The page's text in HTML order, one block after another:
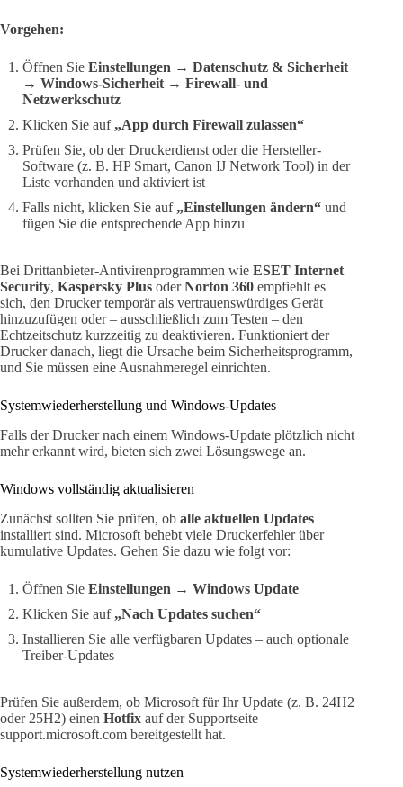
Vorgehen:
Öffnen Sie Einstellungen → Datenschutz & Sicherheit
→ Windows-Sicherheit → Firewall- und
Netzwerkschutz
Klicken Sie auf „App durch Firewall zulassen“
Prüfen Sie, ob der Druckerdienst oder die Hersteller-
Software (z. B. HP Smart, Canon IJ Network Tool) in der
Liste vorhanden und aktiviert ist
Falls nicht, klicken Sie auf „Einstellungen ändern“ und
fügen Sie die entsprechende App hinzu
Bei Drittanbieter-Antivirenprogrammen wie ESET Internet
Security, Kaspersky Plus oderNorton 360 empfiehlt es
sich, den Drucker temporär als vertrauenswürdiges Gerät
hinzuzufügen oder – ausschließlich zum Testen – den
Echtzeitschutz kurzzeitig zu deaktivieren. Funktioniert der
Drucker danach, liegt die Ursache beim Sicherheitsprogramm,
und Sie müssen eine Ausnahmeregel einrichten.
Systemwiederherstellung und Windows-Updates
Falls der Drucker nach einem Windows-Update plötzlich nicht
mehr erkannt wird, bieten sich zwei Lösungswege an.
Windows vollständig aktualisieren
Zunächst sollten Sie prüfen, ob alle aktuellen Updates
installiert sind. Microsoft behebt viele Druckerfehler über
kumulative Updates. Gehen Sie dazu wie folgt vor:
Öffnen Sie Einstellungen → Windows Update
Klicken Sie auf „Nach Updates suchen“
Installieren Sie alle verfügbaren Updates – auch optionale
Treiber-Updates
Prüfen Sie außerdem, ob Microsoft für Ihr Update (z. B. 24H2
oder 25H2) einen Hotfix auf der Supportseite
support.microsoft.com bereitgestellt hat.
Systemwiederherstellung nutzen